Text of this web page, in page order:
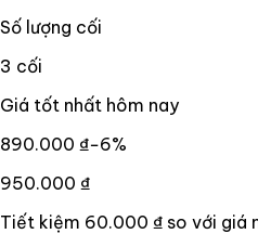
Số lượng cối
3 cối
Giá tốt nhất hôm nay
890.000 ₫−6%
950.000 ₫
Tiết kiệm 60.000 ₫ so với giá